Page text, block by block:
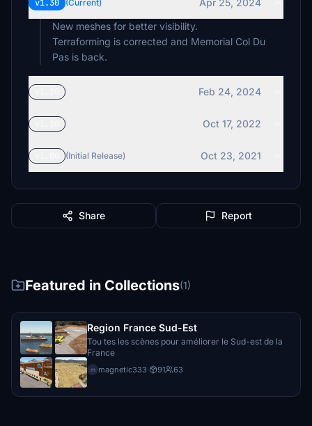
v1.30 (Current)
Apr 25, 2024
New meshes for better visibility.
Terraforming is corrected and Memorial Col Du
Pas is back.
Feb 24, 2024
Oct 17, 2022
(Initial Release) Oct 23, 2021
Share Report
Featured in Collections(1)
Region France Sud-Est
Tou tes les scènes pour améliorer le Sud-est de la
France
m magnetic333· 91 63